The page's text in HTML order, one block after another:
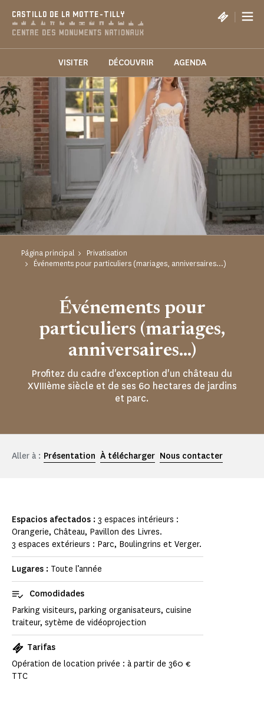
CASTILLO DE LA MOTTE-TILLY |
VISITER DÉCOUVRIR AGENDA
Página principal
Privatisation
Événements pour particuliers (mariages, anniversaires...)
Événements pour
particuliers (mariages,
anniversaires...)
Profitez du cadre d'exception d'un château du
XVIIIème siècle et de ses 60 hectares de jardins
et parc.
Aller à : Présentation À télécharger Nous contacter
Espacios afectados : 3 espaces intérieurs :
Orangerie, Château, Pavillon des Livres.
3 espaces extérieurs : Parc, Boulingrins et Verger.
Lugares : Toute l’année
Comodidades
Parking visiteurs, parking organisateurs, cuisine
traiteur, sytème de vidéoprojection
Tarifas
Opération de location privée : à partir de 360 €
TTC